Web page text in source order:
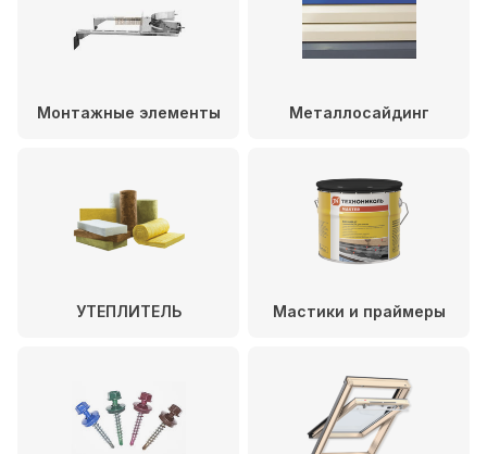
Монтажные элементы Металлосайдинг
УТЕПЛИТЕЛЬ Мастики и праймеры